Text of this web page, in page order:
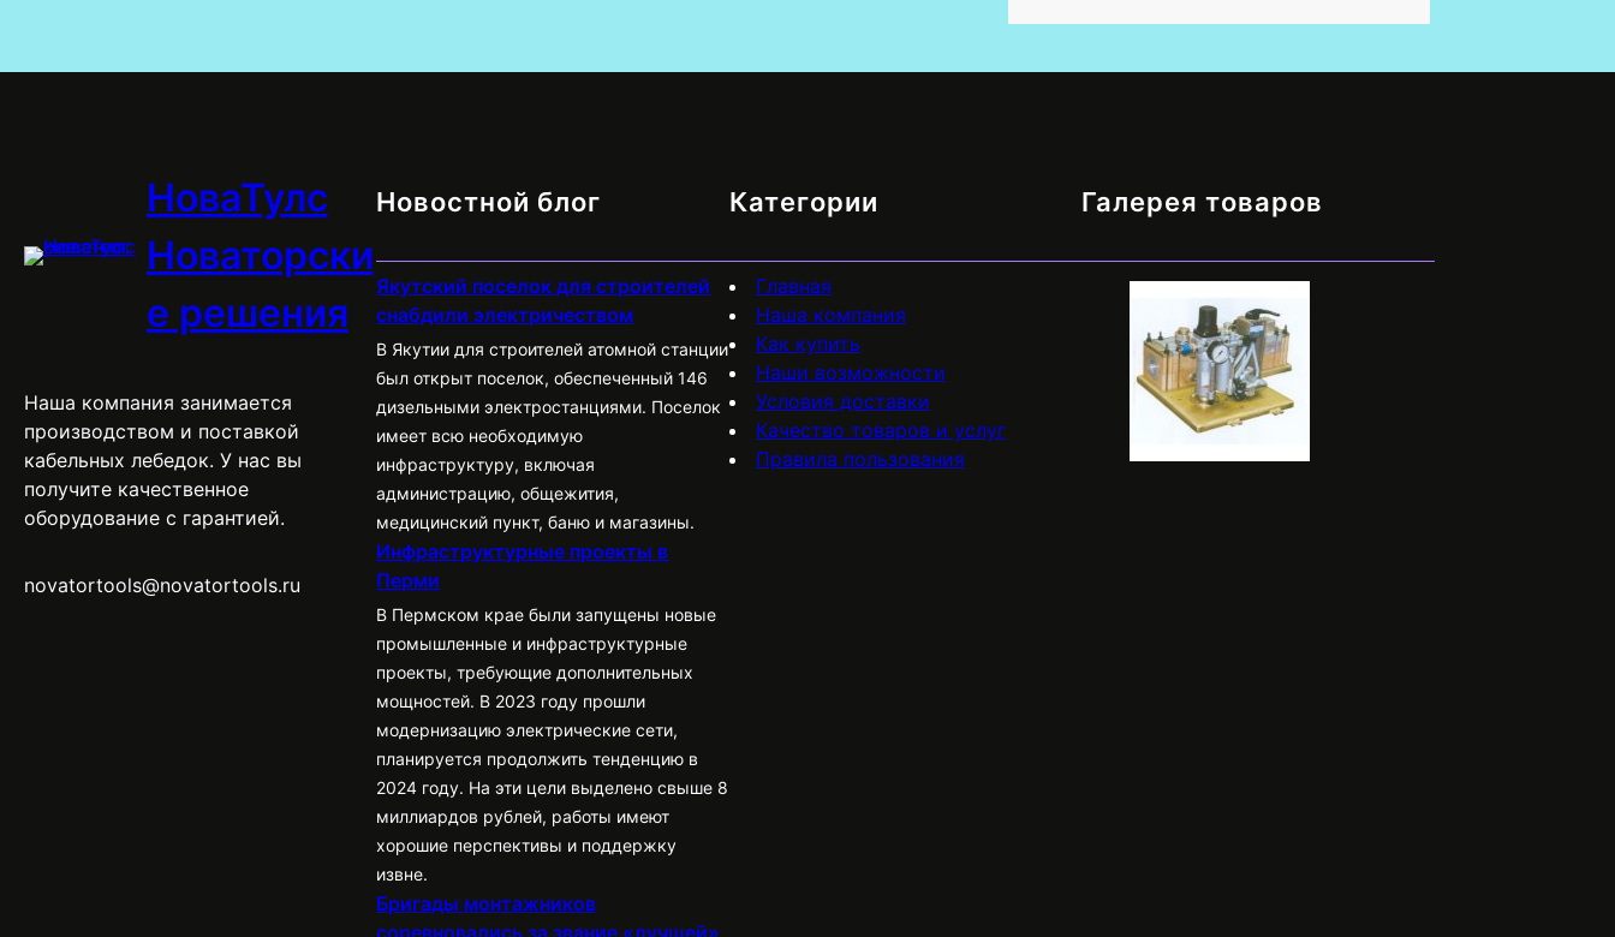
НоваТулс
Новаторски
е решения
Наша компания занимается
производством и поставкой
кабельных лебедок. У нас вы
получите качественное
оборудование с гарантией.
novatortools@novatortools.ru
Новостной блог
Якутский поселок для строителей
снабдили электричеством
В Якутии для строителей атомной станции
был открыт поселок, обеспеченный 146
дизельными электростанциями. Поселок
имеет всю необходимую
инфраструктуру, включая
администрацию, общежития,
медицинский пункт, баню и магазины.
Инфраструктурные проекты в
Перми
В Пермском крае были запущены новые
промышленные и инфраструктурные
проекты, требующие дополнительных
мощностей. В 2023 году прошли
модернизацию электрические сети,
планируется продолжить тенденцию в
2024 году. На эти цели выделено свыше 8
миллиардов рублей, работы имеют
хорошие перспективы и поддержку
извне.
Бригады монтажников
Категории
Главная
Наша компания
Как купить
Наши возможности
Условия доставки
Качество товаров и услуг
Правила пользования
Галерея товаров